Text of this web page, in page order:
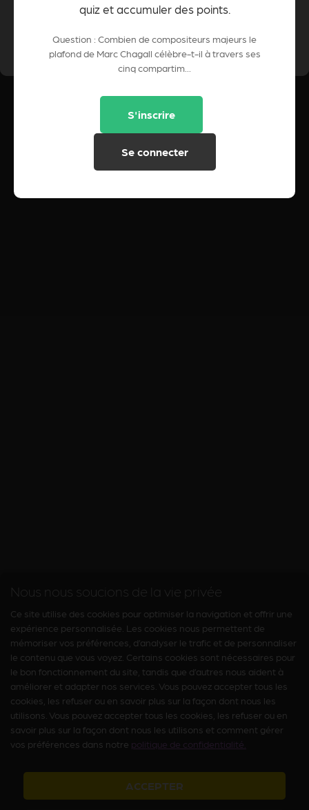
quiz et accumuler des points.
Question : Combien de compositeurs majeurs le
plafond de Marc Chagall célèbre-t-il à travers ses
cinq compartim...
S'inscrire
Se connecter
Nous nous soucions de la vie privée
Ce site utilise des cookies pour optimiser la navigation et offrir une
expérience personnalisée. Les cookies nous permettent de
mémoriser vos préférences, d’analyser le trafic et de personnaliser
le contenu que vous voyez. Certains cookies sont nécessaires pour
le bon fonctionnement du site, tandis que d’autres nous aident à
améliorer et adapter nos services. Vous pouvez accepter tous les
cookies, les refuser ou en savoir plus sur la façon dont nous les
utilisons. Vous pouvez accepter tous les cookies, les refuser ou en
savoir plus sur la façon dont nous les utilisons et comment gérer
vos préférences dans notre politique de confidentialité.
ACCEPTER